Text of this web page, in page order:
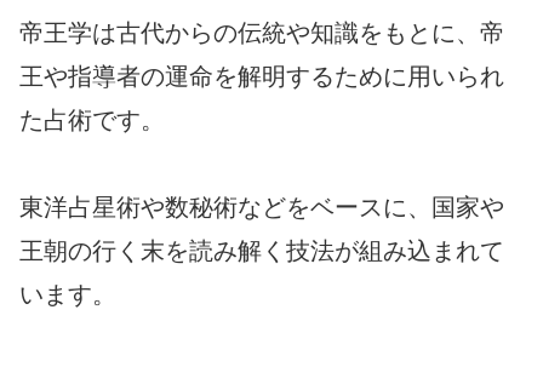
帝王学は古代からの伝統や知識をもとに、帝
王や指導者の運命を解明するために用いられ
た占術です。
東洋占星術や数秘術などをベースに、国家や
王朝の行く末を読み解く技法が組み込まれて
います。